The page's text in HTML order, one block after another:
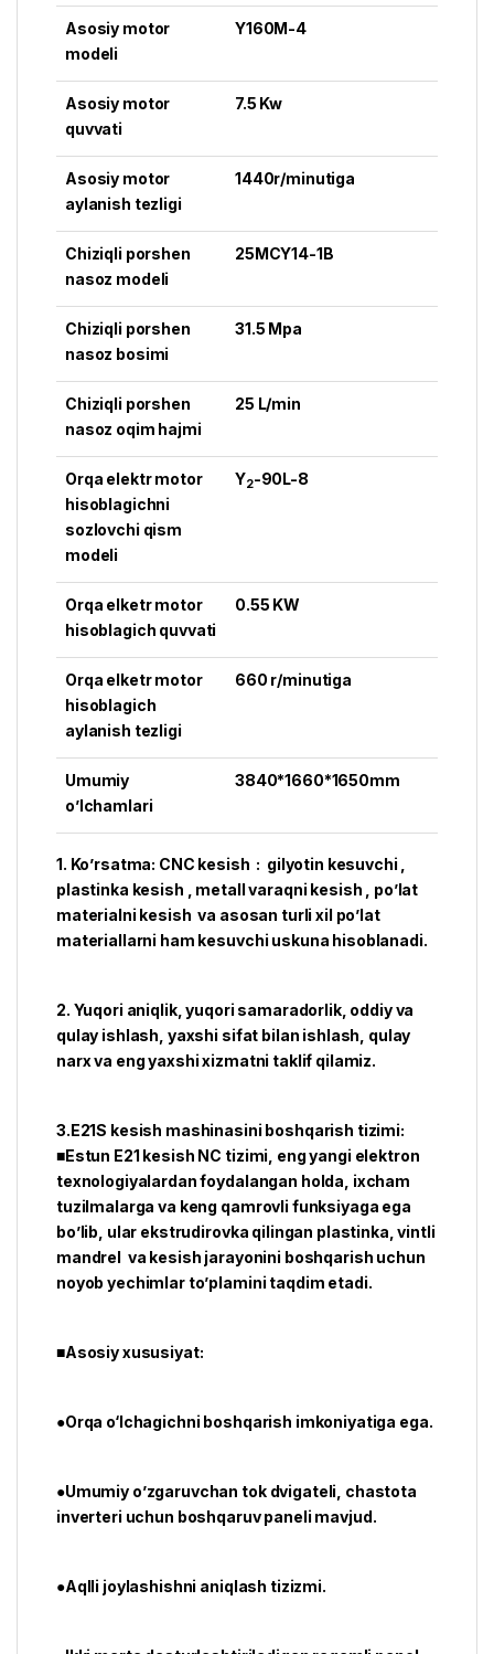
Asosiy motor
modeli
Y160M-4
Asosiy motor
quvvati
7.5 Kw
Asosiy motor
aylanish tezligi
1440r/minutiga
Chiziqli porshen
nasoz modeli
25MCY14-1B
Chiziqli porshen
nasoz bosimi
31.5 Mpa
Chiziqli porshen
nasoz oqim hajmi
25 L/min
Orqa elektr motor
hisoblagichni
sozlovchi qism
modeli
Y2-90L-8
Orqa elketr motor
hisoblagich quvvati
0.55 KW
Orqa elketr motor
hisoblagich
aylanish tezligi
660 r/minutiga
Umumiy
o’lchamlari
3840*1660*1650mm
1. Ko’rsatma: CNC kesish : gilyotin kesuvchi ,
plastinka kesish , metall varaqni kesish , po’lat
materialni kesish va asosan turli xil po’lat
materiallarni ham kesuvchi uskuna hisoblanadi.
2. Yuqori aniqlik, yuqori samaradorlik, oddiy va
qulay ishlash, yaxshi sifat bilan ishlash, qulay
narx va eng yaxshi xizmatni taklif qilamiz.
3.E21S kesish mashinasini boshqarish tizimi:
■Estun E21 kesish NC tizimi, eng yangi elektron
texnologiyalardan foydalangan holda, ixcham
tuzilmalarga va keng qamrovli funksiyaga ega
bo’lib, ular ekstrudirovka qilingan plastinka, vintli
mandrel va kesish jarayonini boshqarish uchun
noyob yechimlar to’plamini taqdim etadi.
■Asosiy xususiyat:
●Orqa o‘lchagichni boshqarish imkoniyatiga ega.
●Umumiy o’zgaruvchan tok dvigateli, chastota
inverteri uchun boshqaruv paneli mavjud.
●Aqlli joylashishni aniqlash tizizmi.